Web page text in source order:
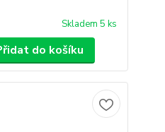
Skladem 5 ks
do košíku